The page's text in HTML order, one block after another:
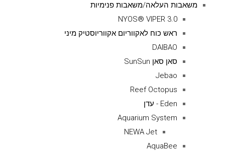
משאבות העלאה/משאבות פנימיות
NYOS® VIPER 3.0
ראש כוח לאקווריום אקווריוסטיק מיני
DAIBAO
סאן סאן SunSun
Jebao
Reef Octopus
Eden - עדן
Aquarium System
NEWA Jet
AquaBee